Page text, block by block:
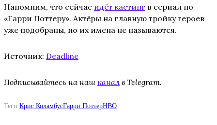
Напомним, что сейчас идёт кастинг в сериал по
«Гарри Поттеру». Актёры на главную тройку героев
уже подобраны, но их имена не называются.
Источник: Deadline
Подписывайтесь на наш канал в Telegram.
Теги:Крис КоламбусГарри ПоттерHBO